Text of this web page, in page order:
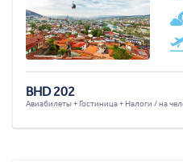
BHD 202
Авиабилеты + Гостиница + Налоги / на